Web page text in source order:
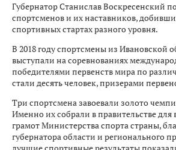
Губернатор Станислав Воскресенский
спортсменов и их наставников,
спортивных стартах разного уровня.
В 2018 году спортсмены из Ивановской
выступали на соревнованиях
победителями первенств мира по
стали десять человек, призерами
Три спортсмена завоевали золото
Именно их собрали в правительстве
грамот Министерства спорта страны,
губернатора области и регионального